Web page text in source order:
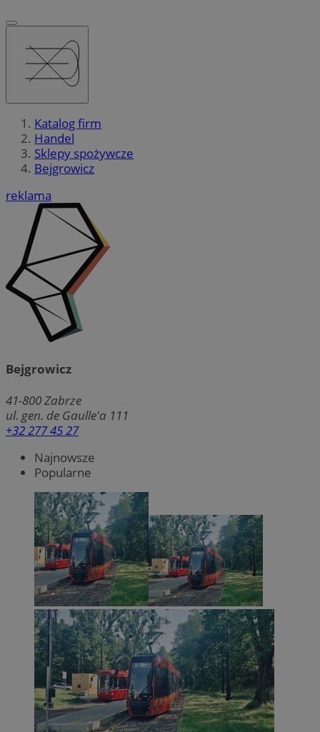
Katalog firm
Handel
Sklepy spożywcze
Bejgrowicz
reklama
Bejgrowicz
41-800Zabrze
ul. gen. de Gaulle'a 111
+32 277 45 27
Najnowsze
Popularne